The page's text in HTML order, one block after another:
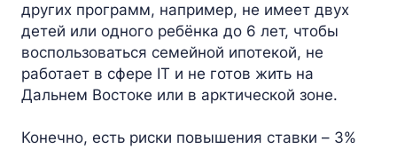
других программ, например, не имеет двух
детей или одного ребёнка до 6 лет, чтобы
воспользоваться семейной ипотекой, не
работает в сфере IT и не готов жить на
Дальнем Востоке или в арктической зоне.
Конечно, есть риски повышения ставки – 3%